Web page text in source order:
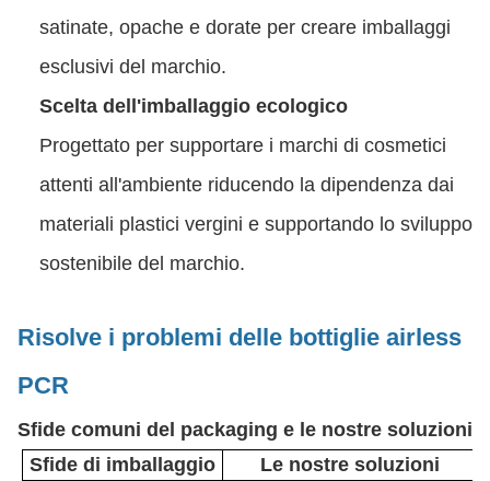
satinate, opache e dorate per creare imballaggi
esclusivi del marchio.
Scelta dell'imballaggio ecologico
Progettato per supportare i marchi di cosmetici
attenti all'ambiente riducendo la dipendenza dai
materiali plastici vergini e supportando lo sviluppo
sostenibile del marchio.
Risolve i problemi delle bottiglie airless
PCR
Sfide comuni del packaging e le nostre soluzioni
Sfide di imballaggio
Le nostre soluzioni